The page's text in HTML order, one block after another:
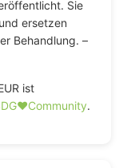
Sie
ersetzen
Behandlung. –
ist
.